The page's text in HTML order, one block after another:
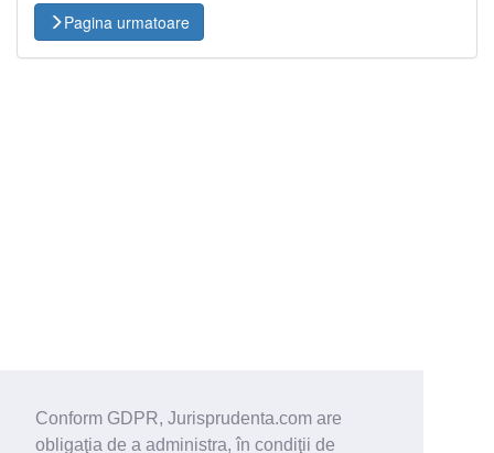
Conform GDPR, Jurisprudenta.com are
obligaţia de a administra, în condiţii de
Pagina urmatoare